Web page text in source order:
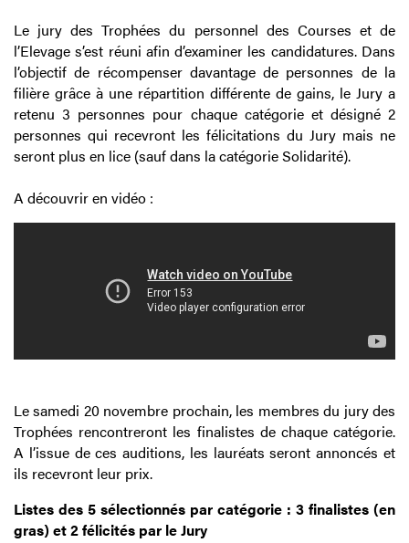
Le jury des Trophées du personnel des Courses et de
l’Elevage s’est réuni afin d’examiner les candidatures. Dans
l’objectif de récompenser davantage de personnes de la
filière grâce à une répartition différente de gains, le Jury a
retenu 3 personnes pour chaque catégorie et désigné 2
personnes qui recevront les félicitations du Jury mais ne
seront plus en lice (sauf dans la catégorie Solidarité).
A découvrir en vidéo :
Le samedi 20 novembre prochain, les membres du jury des
Trophées rencontreront les finalistes de chaque catégorie.
A l’issue de ces auditions, les lauréats seront annoncés et
ils recevront leur prix.
Listes des 5 sélectionnés par catégorie : 3 finalistes (en
gras) et 2 félicités par le Jury